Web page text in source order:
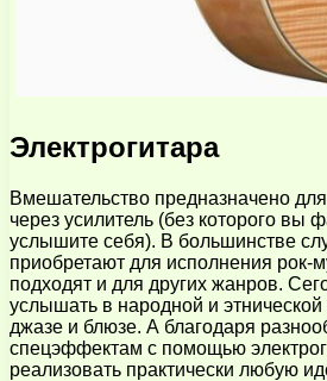
Электрогитара
Вмешательство предназначено
через усилитель (без которого вы
услышите себя). В большинстве
приобретают для исполнения рок-
подходят и для других жанров.
услышать в народной и
джазе и блюзе. А благодаря
спецэффектам с помощью
реализовать практически любую